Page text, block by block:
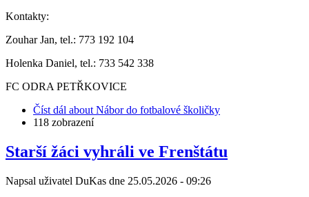
Kontakty:
Zouhar Jan, tel.: 773 192 104
Holenka Daniel, tel.: 733 542 338
FC ODRA PETŘKOVICE
Číst dál about Nábor do fotbalové školičky
118 zobrazení
Starší žáci vyhráli ve Frenštátu
Napsal uživatel DuKas dne 25.05.2026 - 09:26